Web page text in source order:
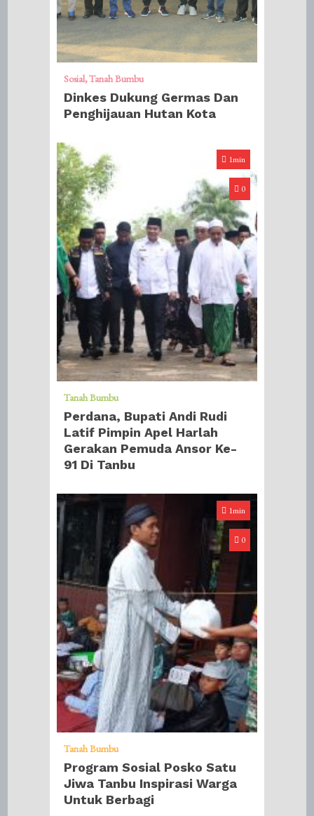
Sosial Tanah Bumbu
Dinkes Dukung Germas Dan
Penghijauan Hutan Kota
1min
0
Tanah Bumbu
Perdana, Bupati Andi Rudi
Latif Pimpin Apel Harlah
Gerakan Pemuda Ansor Ke-
91 Di Tanbu
1min
0
Tanah Bumbu
Program Sosial Posko Satu
Jiwa Tanbu Inspirasi Warga
Untuk Berbagi